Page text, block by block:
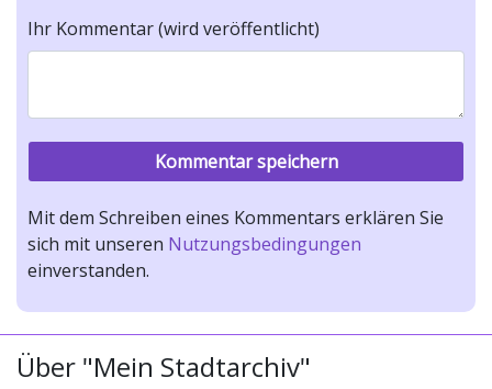
Ihr Kommentar (wird veröffentlicht)
Mit dem Schreiben eines Kommentars erklären Sie
sich mit unseren Nutzungsbedingungen
einverstanden.
Über "Mein Stadtarchiv"